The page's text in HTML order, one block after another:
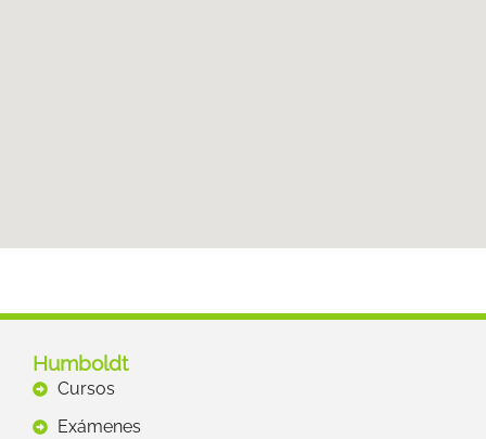
Humboldt
Cursos
Exámenes